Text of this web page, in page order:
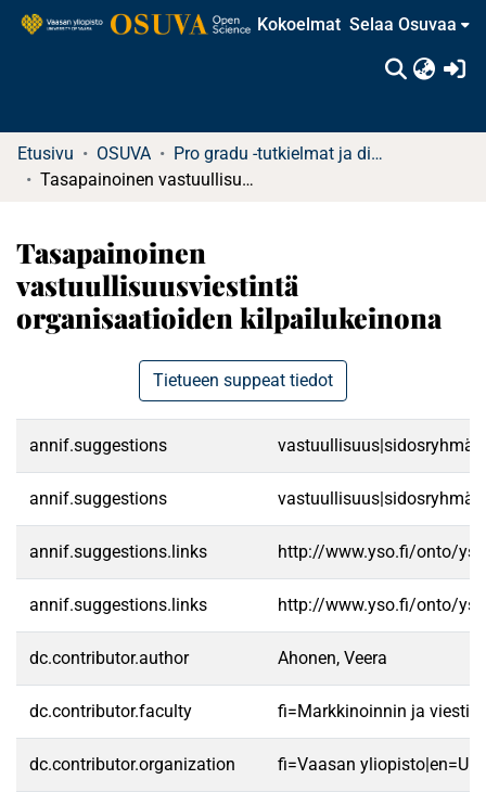
Kokoelmat Selaa Osuvaa
Etusivu OSUVA
Pro gradu -tutkielmat ja diplomityöt
Tasapainoinen vastuullisuusviestintä organisaatioiden kilpailukeinona
Tasapainoinen
vastuullisuusviestintä
organisaatioiden kilpailukeinona
Tietueen suppeat tiedot
annif.suggestions
annif.suggestions
annif.suggestions.links http://www.yso.fi/onto/
annif.suggestions.links http://www.yso.fi/onto/
dc.contributor.author Ahonen, Veera
dc.contributor.faculty fi=Markkinoinnin ja
dc.contributor.organization fi=Vaasan